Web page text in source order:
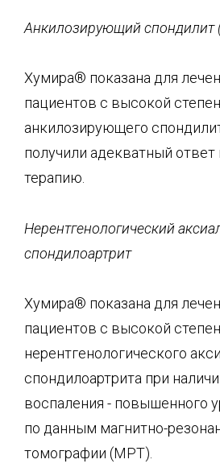
Анкилозирующий спондилит
Хумира® показана для
пациентов с высокой
анкилозирующего
получили адекватный
терапию.
Нерентгенологический
спондилоартрит
Хумира® показана для
пациентов с высокой
нерентгенологического
спондилоартрита при
воспаления - повышенного
по данным магнитно-
томографии (МРТ).